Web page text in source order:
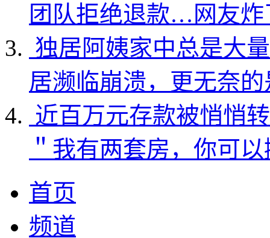
团队拒绝退款…网友炸
独居阿姨家中总是大
居濒临崩溃，更无奈
近百万元存款被悄悄
＂我有两套房，你可
首页
频道